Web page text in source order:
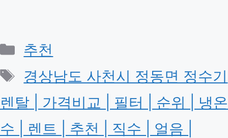
카
테
고
리
추천
태
그
경상남도 사천시 정동면 정수기
렌탈 | 가격비교 | 필터 | 순위 | 냉온
수 | 렌트 | 추천 | 직수 | 얼음 |